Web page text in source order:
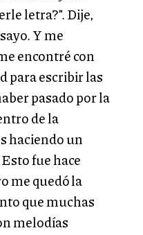
letra?”. Dije,
Y me
encontré con
para escribir las
pasado por la
de la
haciendo un
fue hace
me quedó la
que muchas
melodías